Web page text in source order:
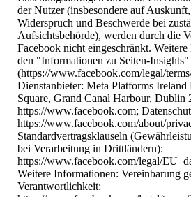
der Nutzer (insbesondere auf
Widerspruch und Beschwerde bei
Aufsichtsbehörde), werden durch die
Facebook nicht eingeschränkt.
den "Informationen zu Seiten-Insights"
(https://www.facebook.com/legal/
Dienstanbieter: Meta Platforms
Square, Grand Canal Harbour, Dublin
https://www.facebook.com;
https://www.facebook.com/about/
Standardvertragsklauseln
bei Verarbeitung in Drittländern):
https://www.facebook.com/legal/
Weitere Informationen: Vereinbarung
Verantwortlichkeit: